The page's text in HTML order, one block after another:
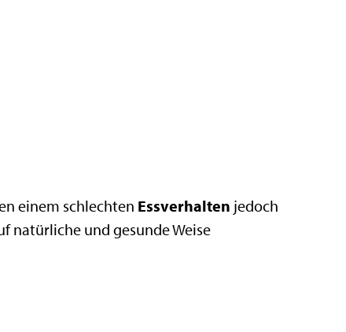
einem schlechten Essverhalten jedoch
natürliche und gesunde Weise